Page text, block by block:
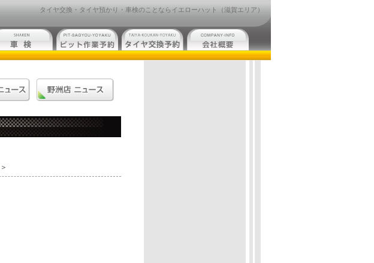
タイヤ交換・タイヤ預かり・車検のことならイエローハット（滋賀エリア）
＞